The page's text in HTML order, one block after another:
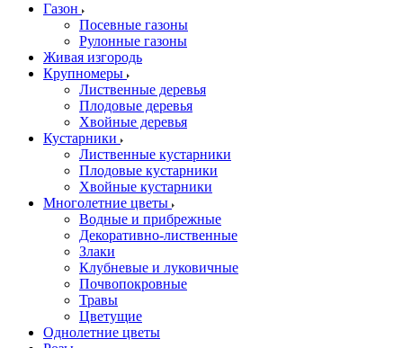
Газон
Посевные газоны
Рулонные газоны
Живая изгородь
Крупномеры
Лиственные деревья
Плодовые деревья
Хвойные деревья
Кустарники
Лиственные кустарники
Плодовые кустарники
Хвойные кустарники
Многолетние цветы
Водные и прибрежные
Декоративно-лиственные
Злаки
Клубневые и луковичные
Почвопокровные
Травы
Цветущие
Однолетние цветы